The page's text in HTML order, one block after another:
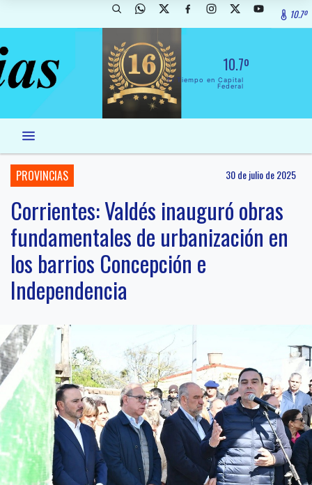
10.7º
10.7º
El Tiempo en Capital
Federal
PROVINCIAS 30 de julio de 2025
Corrientes: Valdés inauguró obras
fundamentales de urbanización en
los barrios Concepción e
Independencia